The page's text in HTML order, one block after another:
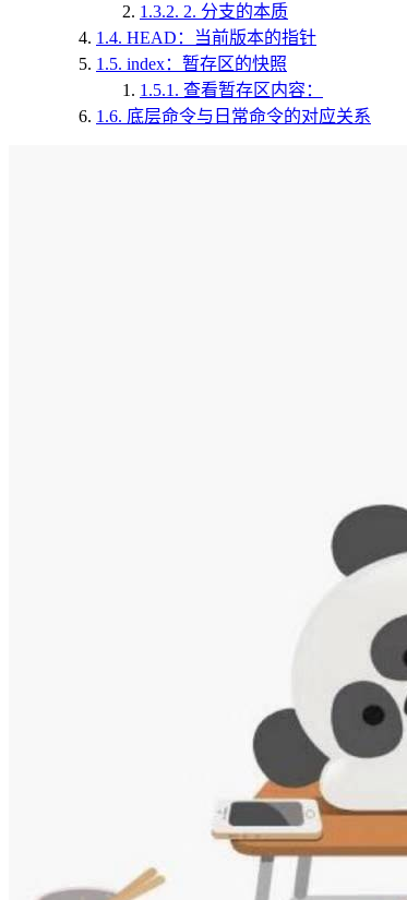
1.3.2. 2. 分支的本质
1.4. HEAD：当前版本的指针
1.5. index：暂存区的快照
1.5.1. 查看暂存区内容：
1.6. 底层命令与日常命令的对应关系